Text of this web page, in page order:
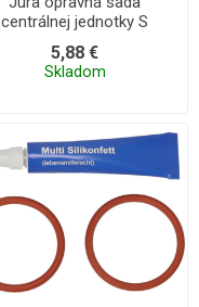
centrálnej jednotky S
5,88 €
Skladom